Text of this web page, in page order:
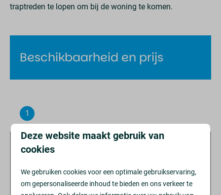
Lift
Badkamer
Wastafel: 2
Slaapkamer
Kledingkast
Boxspring (90x200): 4
Eén persoonsdekbed: 4
traptreden te lopen om bij de woning te komen.
Beschikbaarheid en prijs
1
Deze website maakt gebruik van
cookies
We gebruiken cookies voor een optimale gebruikservaring,
om gepersonaliseerde inhoud te bieden en ons verkeer te